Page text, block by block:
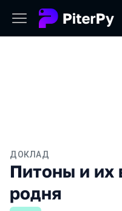
ДОКЛАД
Питоны и
родня